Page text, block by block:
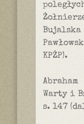
KPŻP).
Warty i
s. 147